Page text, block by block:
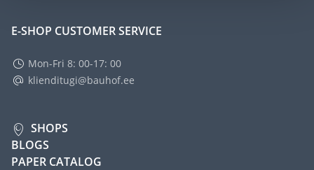
E-SHOP CUSTOMER SERVICE
Mon-Fri 8: 00-17: 00
klienditugi@bauhof.ee
SHOPS
BLOGS
PAPER CATALOG